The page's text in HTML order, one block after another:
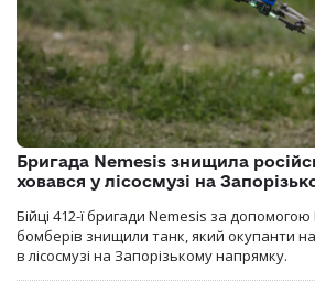
Бригада Nemesis знищила
ховався у лісосмузі на
Бійці 412-ї бригади Nemesis за допомогою
бомберів знищили танк, який окупанти
в лісосмузі на Запорізькому напрямку.